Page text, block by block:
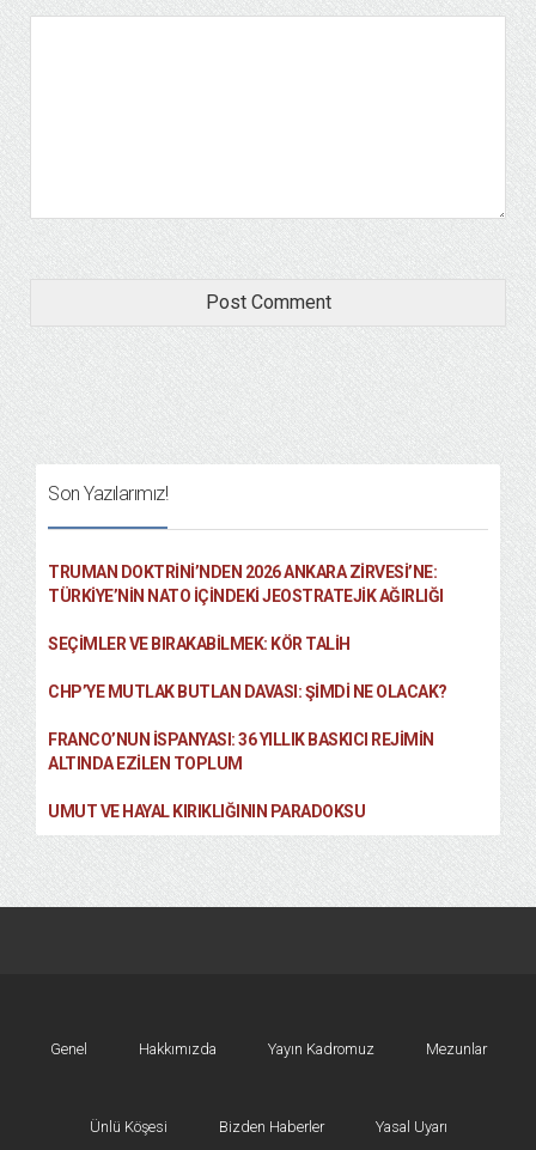
Son Yazılarımız!
TRUMAN DOKTRINI’NDEN 2026 ANKARA ZIRVESI’NE:
TÜRKIYE’NIN NATO İÇINDEKI JEOSTRATEJIK AĞIRLIĞI
SEÇIMLER VE BIRAKABILMEK: KÖR TALIH
CHP’YE MUTLAK BUTLAN DAVASI: ŞİMDİ NE OLACAK?
FRANCO’NUN İSPANYASI: 36 YILLIK BASKICI REJIMIN
ALTINDA EZILEN TOPLUM
UMUT VE HAYAL KIRIKLIĞININ PARADOKSU
Genel Hakkımızda Yayın Kadromuz Mezunlar
Ünlü Köşesi Bizden Haberler Yasal Uyarı